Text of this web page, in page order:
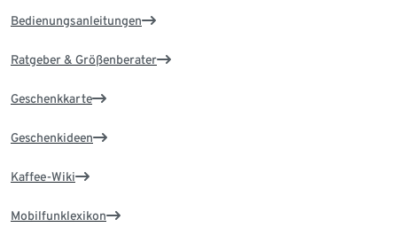
Bedienungsanleitungen
Ratgeber & Größenberater
Geschenkkarte
Geschenkideen
Kaffee-Wiki
Mobilfunklexikon